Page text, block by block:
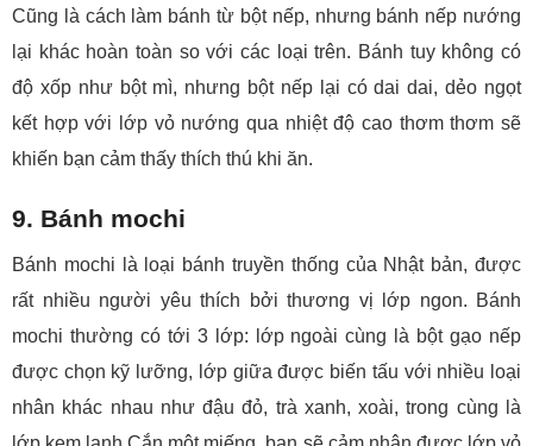
Cũng là cách làm bánh từ bột nếp, nhưng bánh nếp nướng
lại khác hoàn toàn so với các loại trên. Bánh tuy không có
độ xốp như bột mì, nhưng bột nếp lại có dai dai, dẻo ngọt
kết hợp với lớp vỏ nướng qua nhiệt độ cao thơm thơm sẽ
khiến bạn cảm thấy thích thú khi ăn.
9. Bánh mochi
Bánh mochi là loại bánh truyền thống của Nhật bản, được
rất nhiều người yêu thích bởi thương vị lớp ngon. Bánh
mochi thường có tới 3 lớp: lớp ngoài cùng là bột gạo nếp
được chọn kỹ lưỡng, lớp giữa được biến tấu với nhiều loại
nhân khác nhau như đậu đỏ, trà xanh, xoài, trong cùng là